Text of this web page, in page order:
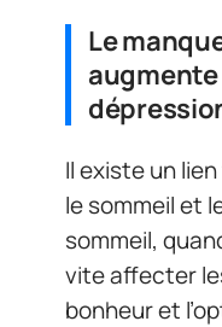
Le
Il existe un
le sommeil et
sommeil,
vite affecter
bonheur et